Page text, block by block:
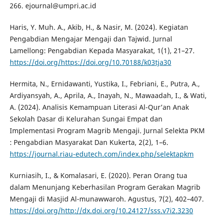
266. ejournal@umpri.ac.id
Haris, Y. Muh. A., Akib, H., & Nasir, M. (2024). Kegiatan
Pengabdian Mengajar Mengaji dan Tajwid. Jurnal
Lamellong: Pengabdian Kepada Masyarakat, 1(1), 21–27.
https://doi.org/https://doi.org/10.70188/k03tja30
Hermita, N., Ernidawanti, Yustika, I., Febriani, E., Putra, A.,
Ardiyansyah, A., Aprila, A., Inayah, N., Mawaadah, I., & Wati,
A. (2024). Analisis Kemampuan Literasi Al-Qur’an Anak
Sekolah Dasar di Kelurahan Sungai Empat dan
Implementasi Program Magrib Mengaji. Jurnal Selekta PKM
: Pengabdian Masyarakat Dan Kukerta, 2(2), 1–6.
https://journal.riau-edutech.com/index.php/selektapkm
Kurniasih, I., & Komalasari, E. (2020). Peran Orang tua
dalam Menunjang Keberhasilan Program Gerakan Magrib
Mengaji di Masjid Al-munawwaroh. Agustus, 7(2), 402–407.
https://doi.org/http://dx.doi.org/10.24127/sss.v7i2.3230